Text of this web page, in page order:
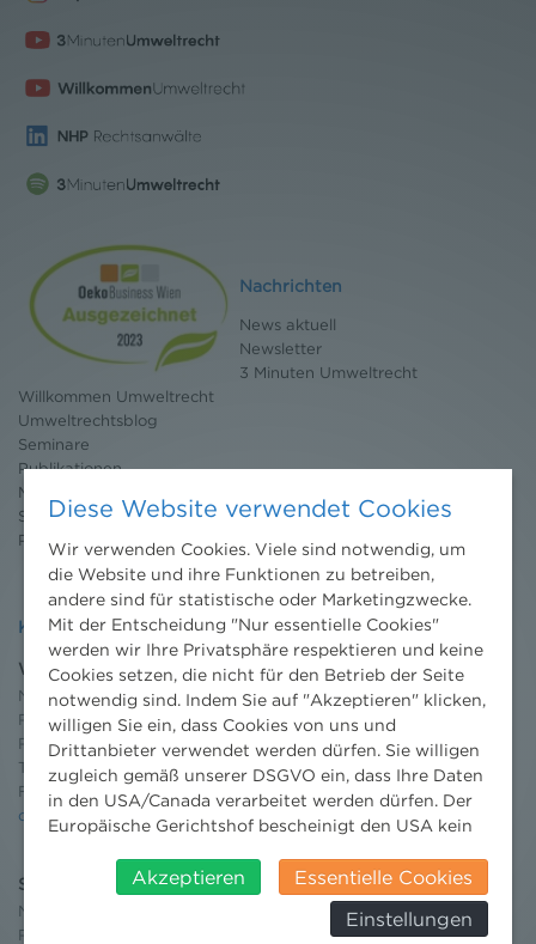
Nachrichten
News aktuell
Newsletter
3 Minuten Umweltrecht
Willkommen Umweltrecht
Umweltrechtsblog
Seminare
Publikationen
Moot Court
Stipendium
Pressebereich
Kontakt
Wien
Niederhuber & Partner
Rechtsanwälte GmbH
Reisnerstraße 53, 1030 Wien
T:
+43 1 513 21 24-0
F: +43 1 513 21 24-300
office@nhp.eu
Salzburg
Niederhuber & Partner
Rechtsanwälte GmbH
Diese Website verwendet Cookies
Wir verwenden Cookies. Viele sind notwendig, um
die Website und ihre Funktionen zu betreiben,
andere sind für statistische oder Marketingzwecke.
Mit der Entscheidung "Nur essentielle Cookies"
werden wir Ihre Privatsphäre respektieren und keine
Cookies setzen, die nicht für den Betrieb der Seite
notwendig sind. Indem Sie auf "Akzeptieren" klicken,
willigen Sie ein, dass Cookies von uns und
Drittanbieter verwendet werden dürfen. Sie willigen
zugleich gemäß unserer DSGVO ein, dass Ihre Daten
in den USA/Canada verarbeitet werden dürfen. Der
Europäische Gerichtshof bescheinigt den USA kein
insbesondere das Risiko, dass ihre Daten durch US-
Behörden, zu Kontroll- und zu
Überwachungszwecken, verarbeitet werden und
Akzeptieren
Essentielle Cookies
Einstellungen